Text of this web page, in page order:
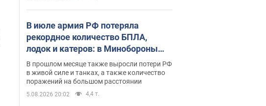
В июле армия РФ потеряла
рекордное количество БПЛА,
лодок и катеров: в Минобороны
обнародовали статистику
В прошлом месяце также выросли потери РФ
в живой силе и танках, а также количество
поражений на большом расстоянии
5.08.2026 20:02 4,4 т.